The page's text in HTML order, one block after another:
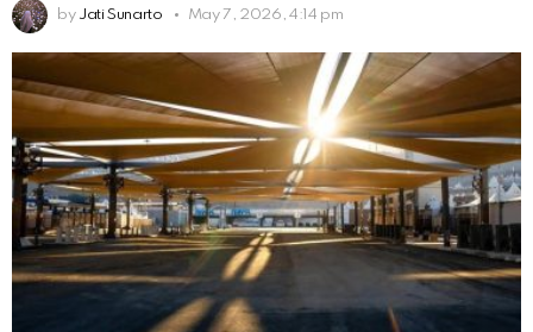
by Jati Sunarto May 7, 2026, 4:14 pm